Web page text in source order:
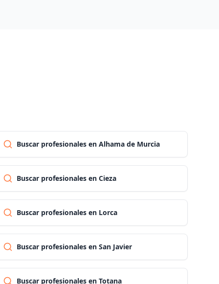
Salamanca
Santa cruz de tenerife
Cantabria
Sevilla
Buscar profesionales en Alhama de Murcia
Buscar profesionales en Cieza
Buscar profesionales en Lorca
Buscar profesionales en San Javier
Buscar profesionales en Totana